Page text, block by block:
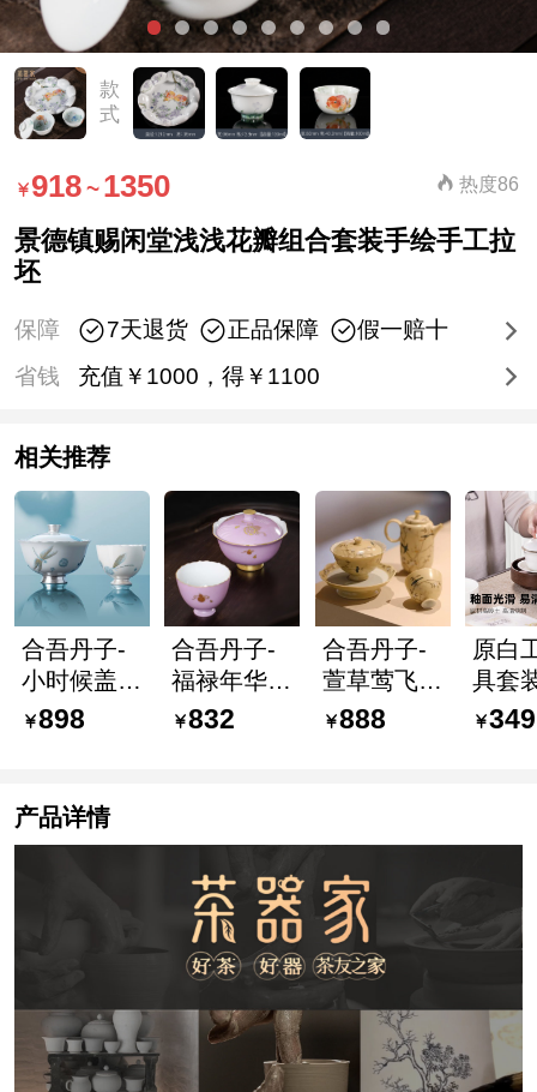
款
式
918~ 1350 热度86
景德镇赐闲堂浅浅花瓣组合套装手绘手工拉
坯
保障 7天退货 正品保障
假一赔十
省钱
充值￥1000，得￥1100
相关推荐
合吾丹子-
小时候盖碗
品茗杯 景
898
合吾丹子-
福禄年华盖
碗 品茗杯
832
合吾丹子-
萱草莺飞盖
碗 壶 品茗
888
原白
具套
才盖
349
产品详情